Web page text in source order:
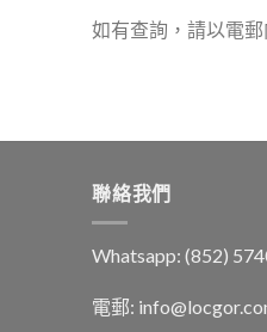
如有查詢，請以電
聯絡我們
Whatsapp: (852)
電郵: